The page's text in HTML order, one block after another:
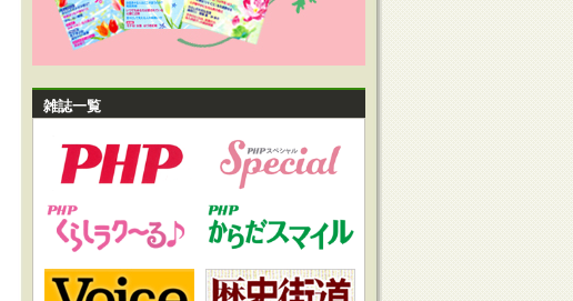
雑誌一覧